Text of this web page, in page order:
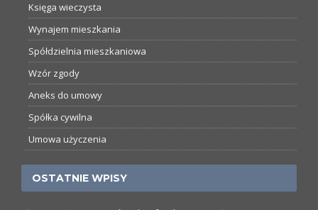
Księga wieczysta
Wynajem mieszkania
Spółdzielnia mieszkaniowa
Wzór zgody
Aneks do umowy
Spółka cywilna
Umowa użyczenia
OSTATNIE WPISY